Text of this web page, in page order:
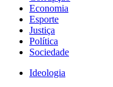
Economia
Esporte
Justiça
Política
Sociedade
Ideologia